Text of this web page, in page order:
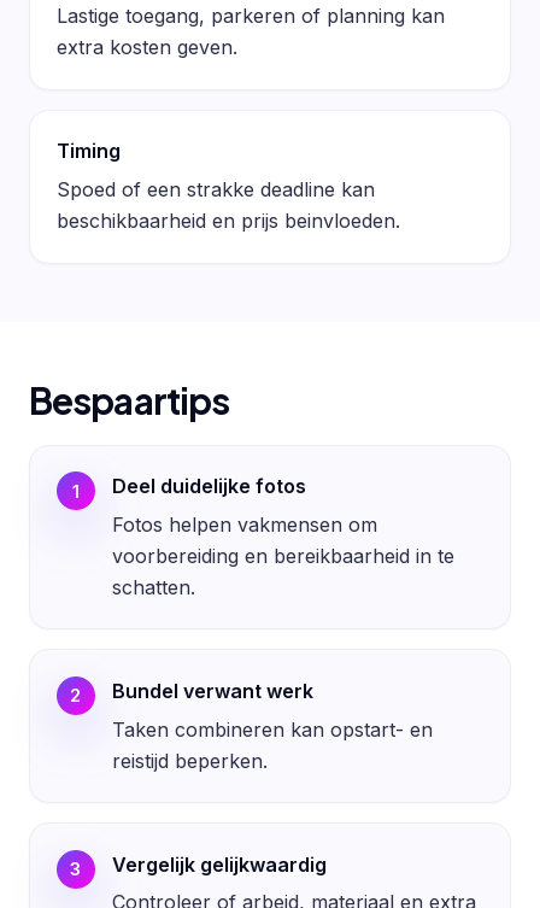
Lastige toegang, parkeren of planning kan
extra kosten geven.
Timing
Spoed of een strakke deadline kan
beschikbaarheid en prijs beinvloeden.
Bespaartips
1
Deel duidelijke fotos
Fotos helpen vakmensen om
voorbereiding en bereikbaarheid in te
schatten.
2
Bundel verwant werk
Taken combineren kan opstart- en
reistijd beperken.
3
Vergelijk gelijkwaardig
Controleer of arbeid, materiaal en extra